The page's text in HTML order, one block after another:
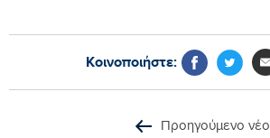
Κοινοποιήστε:
Προηγούμενο νέο